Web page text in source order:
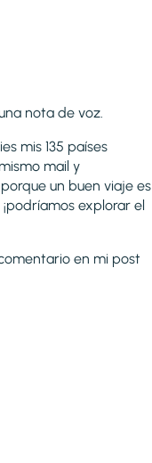
nota de voz.
mis 135 países
mail y
un buen viaje es
explorar el
en mi post